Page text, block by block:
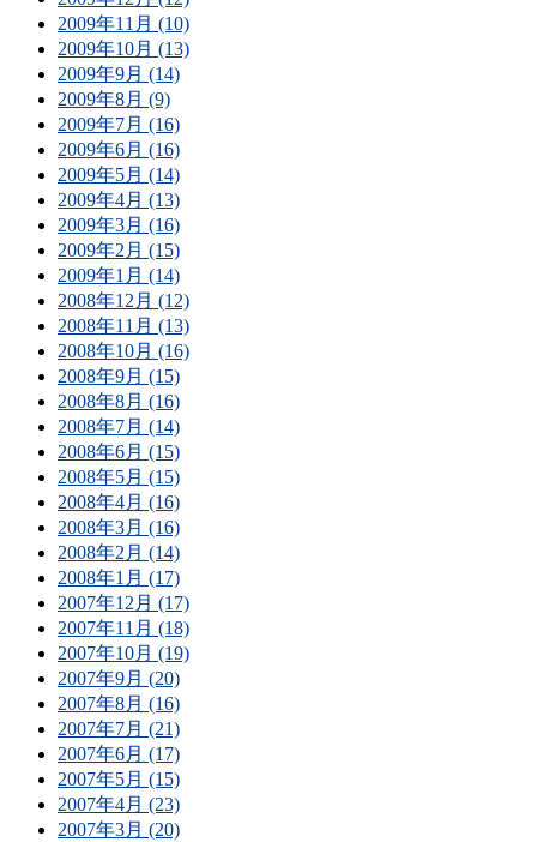
2009年11月 (10)
2009年10月 (13)
2009年9月 (14)
2009年8月 (9)
2009年7月 (16)
2009年6月 (16)
2009年5月 (14)
2009年4月 (13)
2009年3月 (16)
2009年2月 (15)
2009年1月 (14)
2008年12月 (12)
2008年11月 (13)
2008年10月 (16)
2008年9月 (15)
2008年8月 (16)
2008年7月 (14)
2008年6月 (15)
2008年5月 (15)
2008年4月 (16)
2008年3月 (16)
2008年2月 (14)
2008年1月 (17)
2007年12月 (17)
2007年11月 (18)
2007年10月 (19)
2007年9月 (20)
2007年8月 (16)
2007年7月 (21)
2007年6月 (17)
2007年5月 (15)
2007年4月 (23)
2007年3月 (20)